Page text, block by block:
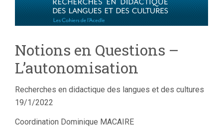
Notions en Questions –
L’autonomisation
Recherches en didactique des langues et des cultures
19/1/2022
Coordination Dominique MACAIRE